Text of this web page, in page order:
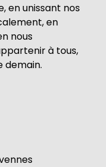
en unissant nos
en
nous
à tous,
demain.